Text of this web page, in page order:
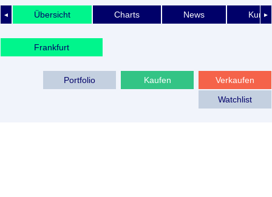
◄ ►
Übersicht Charts News
Frankfurt
Verkaufen
Kaufen
Portfolio
Watchlist